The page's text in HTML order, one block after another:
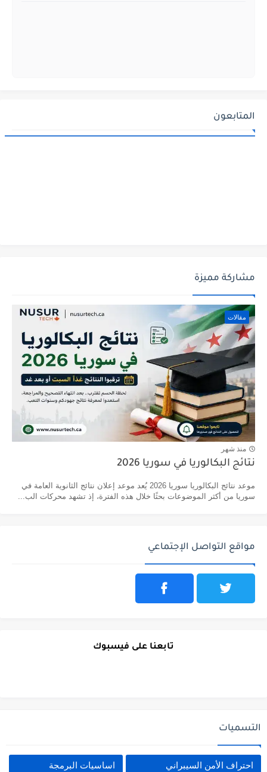
المتابعون
مشاركة مميزة
مقالات
منذ شهر
نتائج البكالوريا في سوريا 2026
موعد نتائج البكالوريا سوريا 2026 يُعد موعد إعلان نتائج الثانوية العامة في
سوريا من أكثر الموضوعات بحثًا خلال هذه الفترة، إذ تشهد محركات الب...
مواقع التواصل الإجتماعي
تابعنا على فيسبوك
التسميات
احتراف الأمن السيبراني اساسيات البرمجة